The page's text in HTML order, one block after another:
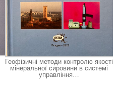
Геофізичні методи контролю якості
мінеральної сировини в системі
управління…